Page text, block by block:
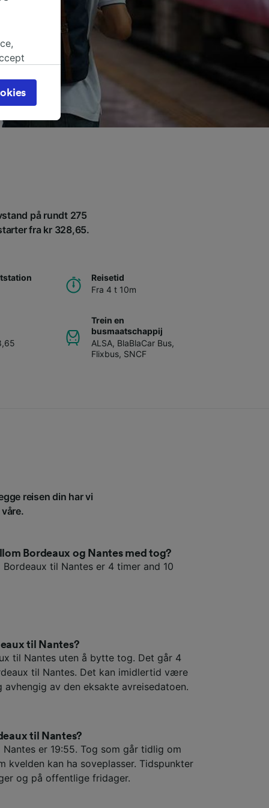
på rundt 275
fra kr 328,65.
Reisetid
Fra 4 t 10m
Trein en
busmaatschappij
ALSA, BlaBlaCar Bus,
Flixbus, SNCF
reisen din har vi
Bordeaux og Nantes med tog?
til Nantes er 4 timer and 10
til Nantes?
til Nantes uten å bytte tog. Det går 4
til Nantes. Det kan imidlertid være
av den eksakte avreisedatoen.
til Nantes?
er 19:55. Tog som går tidlig om
kvelden kan ha soveplasser. Tidspunkter
og på offentlige fridager.
page.